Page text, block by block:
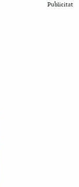
Publicitat